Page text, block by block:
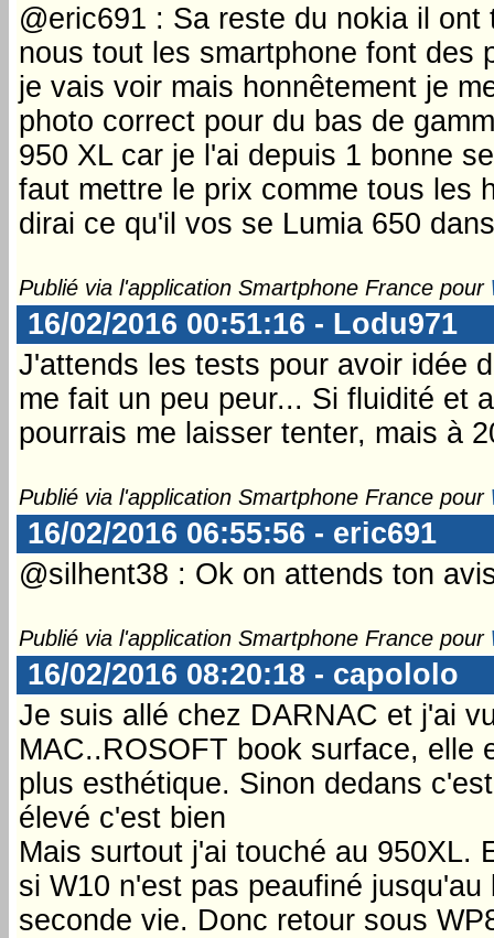
@eric691 : Sa reste du nokia il
nous tout les smartphone font des
je vais voir mais honnêtement je
photo correct pour du bas de
950 XL car je l'ai depuis 1 bonne
faut mettre le prix comme tous les
dirai ce qu'il vos se Lumia 650
Publié via l'application Smartphone France pour
16/02/2016 00:51:16 - Lodu971
J'attends les tests pour avoir idée
me fait un peu peur... Si fluidité et
pourrais me laisser tenter, mais à
Publié via l'application Smartphone France pour
16/02/2016 06:55:56 - eric691
@silhent38 : Ok on attends ton
Publié via l'application Smartphone France pour
16/02/2016 08:20:18 - capololo
Je suis allé chez DARNAC et j'ai
MAC..ROSOFT book surface, elle
plus esthétique. Sinon dedans
élevé c'est bien
Mais surtout j'ai touché au 950XL.
si W10 n'est pas peaufiné
seconde vie. Donc retour sous